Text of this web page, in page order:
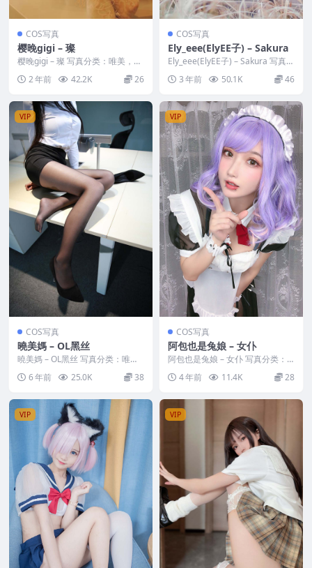
COS写真
樱晚gigi – 璨
樱晚gigi – 璨 写真分类：唯美，参
与模特：樱晚gigi [资源大小]：
[2...2 年前 42.2K 26
COS写真
Ely_eee(ElyEE子) – Sakura
Ely_eee(ElyEE子) – Sakura 写真分
3 年前 50.1K 46
VIP
COS写真
曉美媽 – OL黑丝
曉美媽 – OL黑丝 写真分类：唯
美，参与模特：曉美媽 [图分辨
率]：[3840...
6 年前 25.0K 38
VIP
COS写真
阿包也是兔娘 – 女仆
阿包也是兔娘 – 女仆 写真分类：
唯美，参与模特：阿包也是兔娘
[套图大小]：[...
4 年前 11.4K 28
VIP VIP